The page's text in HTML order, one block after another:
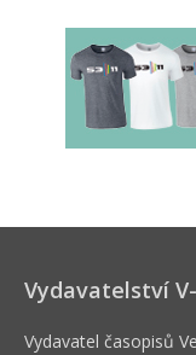
Vydavatelství
Vydavatel časopisů